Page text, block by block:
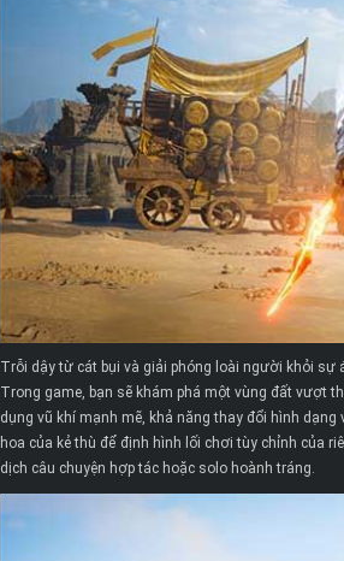
Trỗi dậy từ cát bụi và giải phóng loài người khỏi sự
Trong game, bạn sẽ khám phá một vùng đất vượt
dụng vũ khí mạnh mẽ, khả năng thay đổi hình
hoa của kẻ thù để định hình lối chơi tùy chỉnh của
dịch câu chuyện hợp tác hoặc solo hoành tráng.